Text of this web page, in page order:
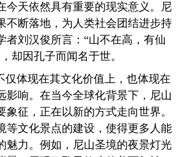
今天依然具有重要的现实意义。尼
不断落地，为人类社会团结进步持
者刘汉俊所言：“山不在高，有仙
却因孔子而闻名于世。
体现在其文化价值上，也体现在
影响。在当今全球化背景下，尼山
象征，正在以新的方式走向世界。
等文化景点的建设，使得更多人能
魅力。例如，尼山圣境的夜景灯光